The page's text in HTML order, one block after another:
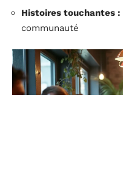
Histoires touchantes :
communauté